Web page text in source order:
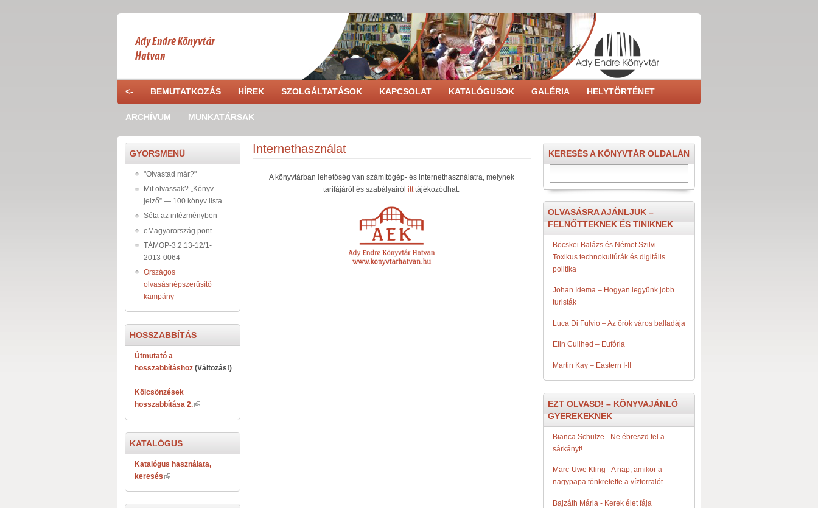
<- BEMUTATKOZÁS HÍREK SZOLGÁLTATÁSOK KAPCSOLAT KATALÓGUSOK GALÉRIA HELYTÖRTÉNET
ARCHÍVUM MUNKATÁRSAK
Internethasználat
A könyvtárban lehetőség van számítógép- és internethasználatra, melynek
tarifájáról és szabályairólitttájékozódhat.
GYORSMENÜ
"Olvastad már?"
Mit olvassak? „Könyv-
jelző” — 100 könyv lista
Séta az intézményben
eMagyarország pont
TÁMOP-3.2.13-12/1-
2013-0064
Országos
olvasásnépszerűsítő
kampány
HOSSZABBÍTÁS
Útmutató a
hosszabbításhoz (Változás!)
Kölcsönzések
hosszabbítása 2.
KATALÓGUS
Katalógus használata,
keresés
KERESÉS A KÖNYVTÁR OLDALÁN
OLVASÁSRA AJÁNLJUK –
FELNŐTTEKNEK ÉS TINIKNEK
Böcskei Balázs és Német Szilvi –
Toxikus technokultúrák és digitális
politika
Johan Idema – Hogyan legyünk jobb
turisták
Luca Di Fulvio – Az örök város balladája
Elin Cullhed – Eufória
Martin Kay – Eastern I-II
EZT OLVASD! – KÖNYVAJÁNLÓ
GYEREKEKNEK
Bianca Schulze - Ne ​ébreszd fel a
sárkányt!
Marc-Uwe Kling - A ​nap, amikor a
nagypapa tönkretette a vízforralót
Bajzáth Mária - Kerek ​élet fája